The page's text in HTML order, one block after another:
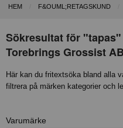
HEM F&OUML;RETAGSKUND
Sökresultat för
Torebrings Grossist AB
Här kan du fritextsöka bland alla
filtrera på märken kategorier och
Varumärke